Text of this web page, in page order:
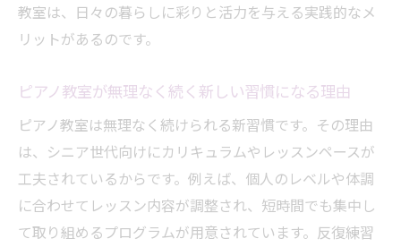
教室は、日々の暮らしに彩りと活力を与える実践的なメ
リットがあるのです。
ピアノ教室が無理なく続く新しい習慣になる理由
ピアノ教室は無理なく続けられる新習慣です。その理由
は、シニア世代向けにカリキュラムやレッスンペースが
工夫されているからです。例えば、個人のレベルや体調
に合わせてレッスン内容が調整され、短時間でも集中し
て取り組めるプログラムが用意されています。反復練習